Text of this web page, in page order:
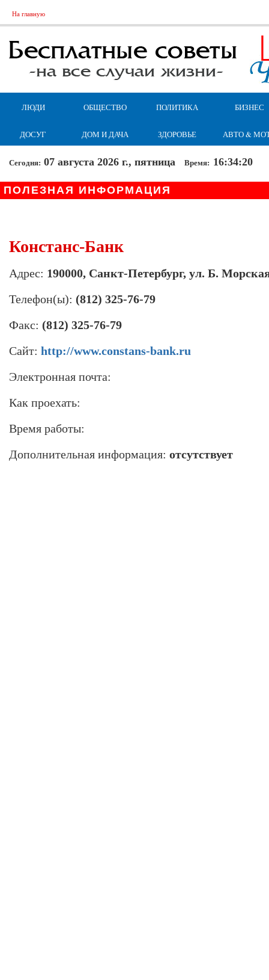
На главную
ЛЮДИ ОБЩЕСТВО ПОЛИТИКА БИЗНЕС
ДОСУГ ДОМ И ДАЧА ЗДОРОВЬЕ АВТО &
Сегодня: 07 августа 2026 г., пятница Время: 16:34:21
ПОЛЕЗНАЯ ИНФОРМАЦИЯ
Констанс-Банк
Адрес: 190000, Санкт-Петербург, ул. Б.
Телефон(ы): (812) 325-76-79
Факс: (812) 325-76-79
Сайт: http://www.constans-bank.ru
Электронная почта:
Как проехать:
Время работы:
Дополнительная информация: отсутствует